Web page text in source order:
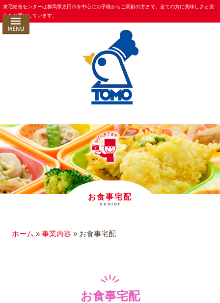
コ
ン
東毛給食センターは群馬県太田市を中心にお子様からご高齢の方まで、全ての方に美味しさと安
心をお届けしています。
HOME
お食事ができるまで
一般法人向け事業所給食
一般法人向け社員食堂受託
学校・幼稚園給食
仕出し/特注弁当/おせち
介護福祉施設向け調理済み食
お食事宅配
senior
ホーム » 事業内容 » お食事宅配
お食事宅配